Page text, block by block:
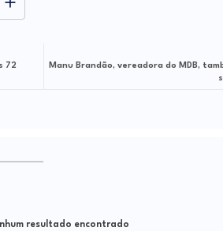
Manu Brandão, vereadora do MDB, também se diz pré-candidata à
72
resultado encontrado